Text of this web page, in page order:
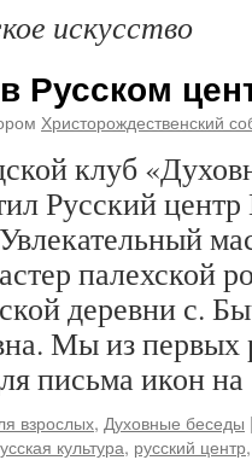
искусство
Русском
Христорождественский
клуб
Русский центр
палехской
деревни с.
Мы из первых
письма икон
взрослых, Духовные беседы
культура, русский центр